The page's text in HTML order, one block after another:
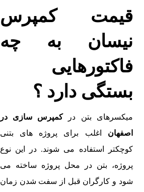
قیمت کمپرس
نیسان به چه
فاکتورهایی
بستگی دارد ؟
میکسرهای بتن درکمپرس سازی در
اصفهان اغلب برای پروژه های بتنی
کوچکتر استفاده می شوند. در این نوع
پروژه، بتن در محل پروژه ساخته می
شود و کارگران قبل از سفت شدن زمان